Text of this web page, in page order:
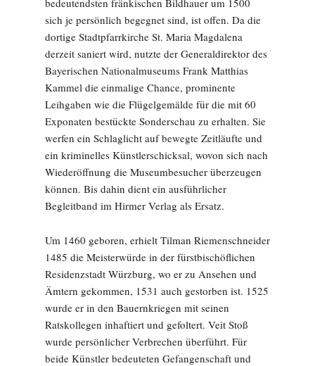
sich je persönlich begegnet sind, ist offen. Da die
dortige Stadtpfarrkirche St. Maria Magdalena
derzeit saniert wird, nutzte der Generaldirektor des
Bayerischen Nationalmuseums Frank Matthias
Kammel die einmalige Chance, prominente
Leihgaben wie die Flügelgemälde für die mit 60
Exponaten bestückte Sonderschau zu erhalten. Sie
werfen ein Schlaglicht auf bewegte Zeitläufte und
ein kriminelles Künstlerschicksal, wovon sich nach
Wiederöffnung die Museumbesucher überzeugen
können. Bis dahin dient ein ausführlicher
Begleitband im Hirmer Verlag als Ersatz.
Um 1460 geboren, erhielt Tilman Riemenschneider
1485 die Meisterwürde in der fürstbischöflichen
Residenzstadt Würzburg, wo er zu Ansehen und
Ämtern gekommen, 1531 auch gestorben ist. 1525
wurde er in den Bauernkriegen mit seinen
Ratskollegen inhaftiert und gefoltert. Veit Stoß
wurde persönlicher Verbrechen überführt. Für
beide Künstler bedeuteten Gefangenschaft und